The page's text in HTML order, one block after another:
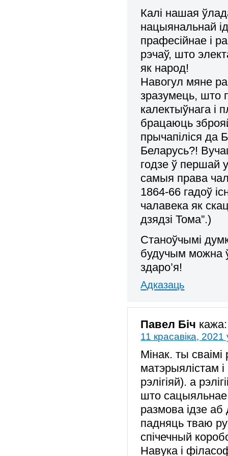
Калі нашая
нацыянальнай
прафесійнае і
рэчаў, што
як народ!
Навогул мяне
зразумець, што
калектыўнага і
брацаюць
прычапіліся да
Беларусь?!
годзе ў першай
самыя права
1864-66 гадоў
чалавека як
дзядзі Тома”.)
Станоўчымі
будучым можна
здаро’я!
Адказаць
Павел Біч кажа:
11 красавіка,
Мінак. ты сваімі
матэрыялістам
рэлігіяй). а
што сацыяльнае
размова ідзе аб
падняць тваю
спічечный
Навука і